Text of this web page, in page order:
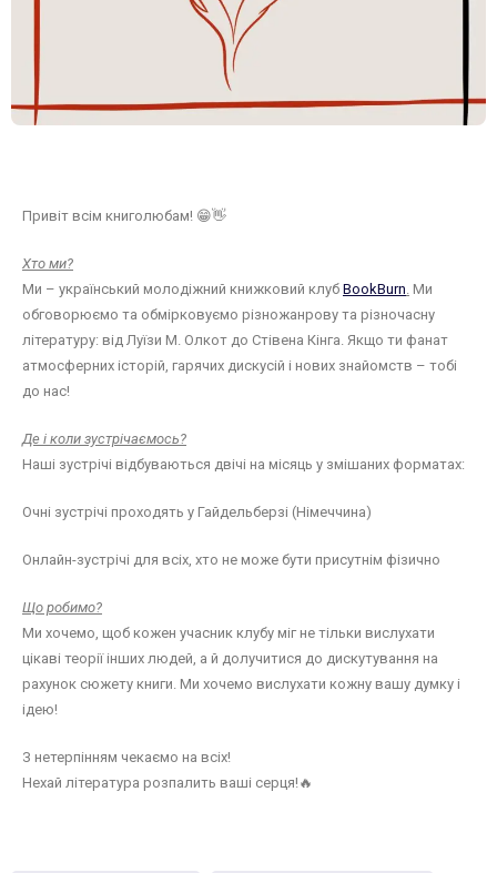
Привіт всім книголюбам! 😁👋
Хто ми?
Ми – український молодіжний книжковий клуб BookBurn. Ми
обговорюємо та обмірковуємо різножанрову та різночасну
літературу: від Луїзи М. Олкот до Стівена Кінга. Якщо ти фанат
атмосферних історій, гарячих дискусій і нових знайомств – тобі
до нас!
Де і коли зустрічаємось?
Наші зустрічі відбуваються двічі на місяць у змішаних форматах:
Очні зустрічі проходять у Гайдельберзі (Німеччина)
Онлайн-зустрічі для всіх, хто не може бути присутнім фізично
Що робимо?
Ми хочемо, щоб кожен учасник клубу міг не тільки вислухати
цікаві теорії інших людей, а й долучитися до дискутування на
рахунок сюжету книги. Ми хочемо вислухати кожну вашу думку і
ідею!
З нетерпінням чекаємо на всіх!
Нехай література розпалить ваші серця!🔥